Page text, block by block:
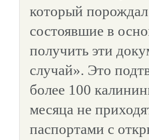
который
состоявшие в
получить эти
случай». Это
более 100
месяца не
паспортами с